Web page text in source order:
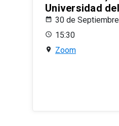
Universidad
30 de
15:30
Zoom